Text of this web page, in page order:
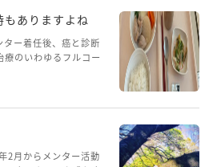
ありますよね
ー着任後、癌と診断
のいわゆるフルコー
ーカフェに来られて
気力も落ちパソコン
2月からメンター活動